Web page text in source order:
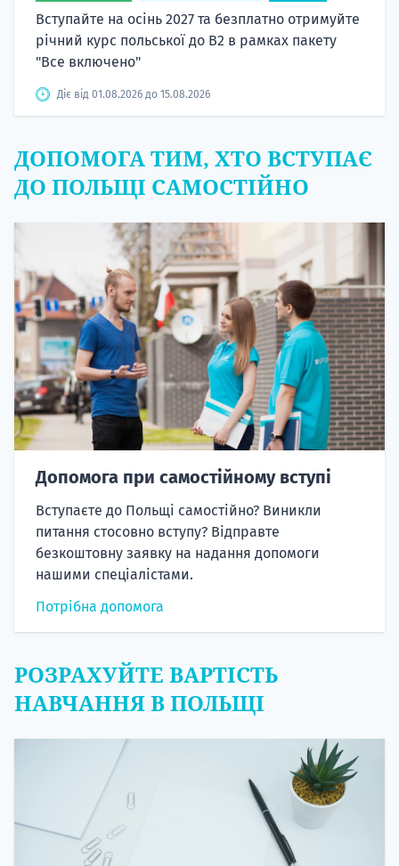
Вступайте на осінь 2027 та безплатно отримуйте
річний курс польської до B2 в рамках пакету
"Все включено"
Діє від 01.08.2026 до 15.08.2026
ДОПОМОГА ТИМ, ХТО ВСТУПАЄ
ДО ПОЛЬЩІ САМОСТІЙНО
Допомога при самостійному вступі
Вступаєте до Польщі самостійно? Виникли
питання стосовно вступу? Відправте
безкоштовну заявку на надання допомоги
нашими спеціалістами.
Потрібна допомога
РОЗРАХУЙТЕ ВАРТІСТЬ
НАВЧАННЯ В ПОЛЬЩІ